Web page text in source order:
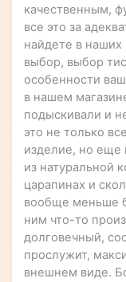
качественным,
все это за
найдете в наших
выбор, выбор
особенности
в нашем
подыскивали и
это не только
изделие, но еще
из натуральной
царапинах и
вообще меньше
ним что-то
долговечный,
прослужит,
внешнем виде.